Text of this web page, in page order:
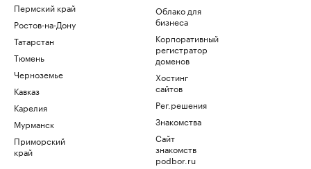
Пермский край
Ростов-на-Дону
Татарстан
Тюмень
Черноземье
Кавказ
Карелия
Мурманск
Приморский
край
Облако для
бизнеса
Корпоративный
регистратор
доменов
Хостинг
сайтов
Рег.решения
Знакомства
Сайт
знакомств
podbor.ru